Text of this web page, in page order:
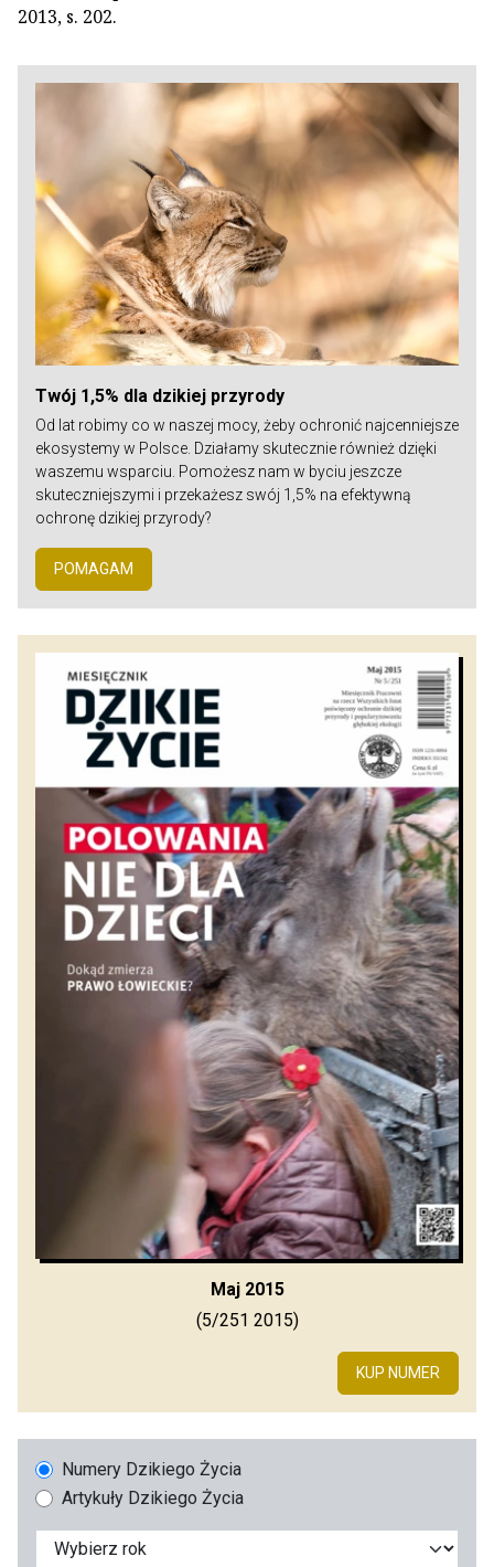
2013, s. 202.
Twój 1,5% dla dzikiej przyrody
Od lat robimy co w naszej mocy, żeby ochronić najcenniejsze
ekosystemy w Polsce. Działamy skutecznie również dzięki
waszemu wsparciu. Pomożesz nam w byciu jeszcze
skuteczniejszymi i przekażesz swój 1,5% na efektywną
ochronę dzikiej przyrody?
POMAGAM
Maj 2015
(5/251 2015)
KUP NUMER
Numery Dzikiego Życia
Artykuły Dzikiego Życia